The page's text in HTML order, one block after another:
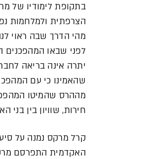
בתקופת לימודיו של
הצרפתית ולמלחמות
מהי הדרך שבה ראוי
לפני שבאו המהפכנים
יתרה אינה בריאה
שהאמינו כי עם
מההרס שהמיטו
חירות, שוויון בין בני
קרל מרקס נמנה על
האקדמית התפרסם